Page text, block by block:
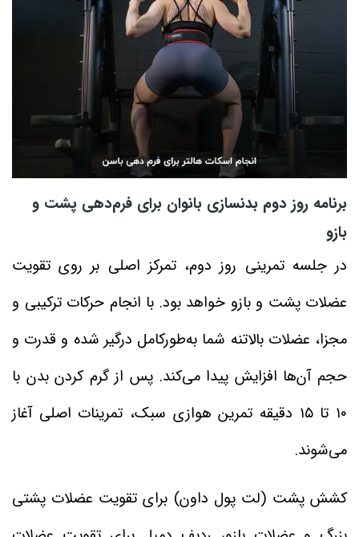
برنامه روز دوم بدنسازی بانوان برای فرم‌دهی پشت و
بازو
در جلسه تمرینی روز دوم، تمرکز اصلی بر روی تقویت
عضلات پشت و بازو خواهد بود. با انجام حرکات ترکیبی و
مجزا، عضلات بالاتنه شما به‌طورکامل درگیر شده و قدرت و
حجم آن‌ها افزایش پیدا می‌کند. پس از گرم کردن بدن با
۱۰ تا ۱۵ دقیقه تمرین هوازی سبک، تمرینات اصلی آغاز
می‌شوند.
کشش پشت (لت پول‌ داون) برای تقویت عضلات پشتی